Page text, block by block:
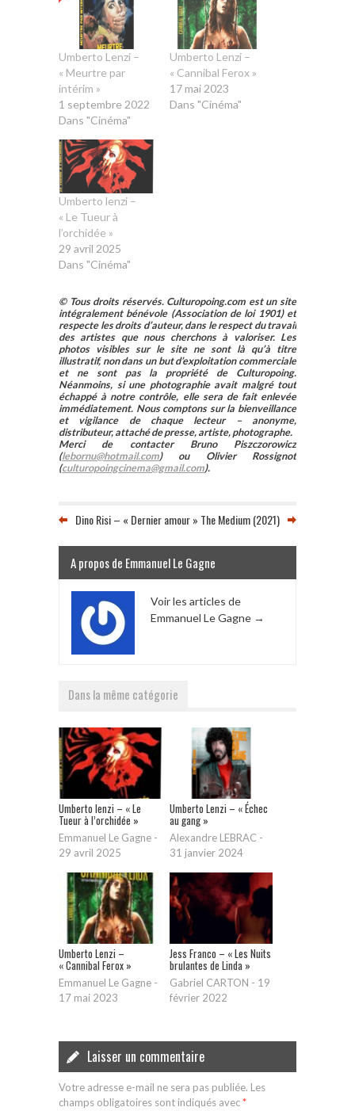
Umberto Lenzi –
« Meurtre par
intérim »
1 septembre 2022
Dans "Cinéma"
Umberto Lenzi –
« Cannibal Ferox »
17 mai 2023
Dans "Cinéma"
Umberto lenzi –
« Le Tueur à
l’orchidée »
29 avril 2025
Dans "Cinéma"
© Tous droits réservés. Culturopoing.com est un site
intégralement bénévole (Association de loi 1901) et
respecte les droits d’auteur, dans le respect du travail
des artistes que nous cherchons à valoriser. Les
photos visibles sur le site ne sont là qu’à titre
illustratif, non dans un but d’exploitation commerciale
et ne sont pas la propriété de Culturopoing.
Néanmoins, si une photographie avait malgré tout
échappé à notre contrôle, elle sera de fait enlevée
immédiatement. Nous comptons sur la bienveillance
et vigilance de chaque lecteur – anonyme,
distributeur, attaché de presse, artiste, photographe.
Merci de contacter Bruno Piszczorowicz
(lebornu@hotmail.com) ou Olivier Rossignot
(culturopoingcinema@gmail.com).
Dino Risi – « Dernier amour » The Medium (2021)
A propos de Emmanuel Le Gagne
Voir les articles de
Emmanuel Le Gagne →
Dans la même catégorie
Umberto lenzi – « Le
Tueur à l’orchidée »
Emmanuel Le Gagne -
29 avril 2025
Umberto Lenzi – « Échec
au gang »
Alexandre LEBRAC -
31 janvier 2024
Umberto Lenzi –
« Cannibal Ferox »
Emmanuel Le Gagne -
17 mai 2023
Jess Franco – « Les Nuits
brulantes de Linda »
Gabriel CARTON - 19
février 2022
Laisser un commentaire
Votre adresse e-mail ne sera pas publiée. Les
champs obligatoires sont indiqués avec*